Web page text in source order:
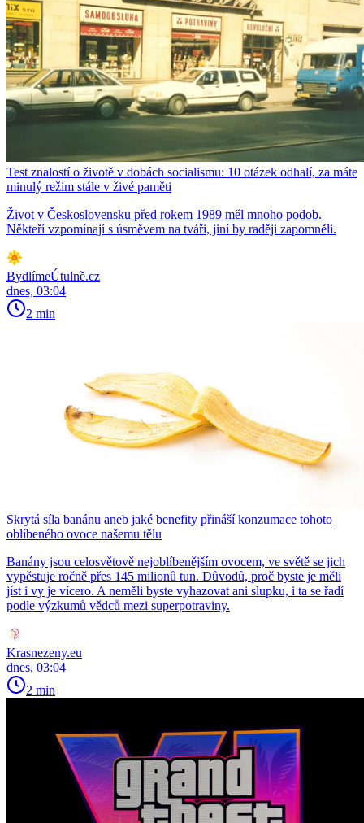
Test znalostí o životě v dobách socialismu: 10 otázek odhalí, za máte
minulý režim stále v živé paměti
Život v Československu před rokem 1989 měl mnoho podob.
Někteří vzpomínají s úsměvem na tváři, jiní by raději zapomněli.
BydlímeÚtulně.cz
dnes, 03:04
2 min
Skrytá síla banánu aneb jaké benefity přináší konzumace tohoto
oblíbeného ovoce našemu tělu
Banány jsou celosvětově nejoblíbenějším ovocem, ve světě se jich
vypěstuje ročně přes 145 milionů tun. Důvodů, proč byste je měli
jíst i vy je vícero. A neměli byste vyhazovat ani slupku, i ta se řadí
podle výzkumů vědců mezi superpotraviny.
Krasnezeny.eu
dnes, 03:04
2 min